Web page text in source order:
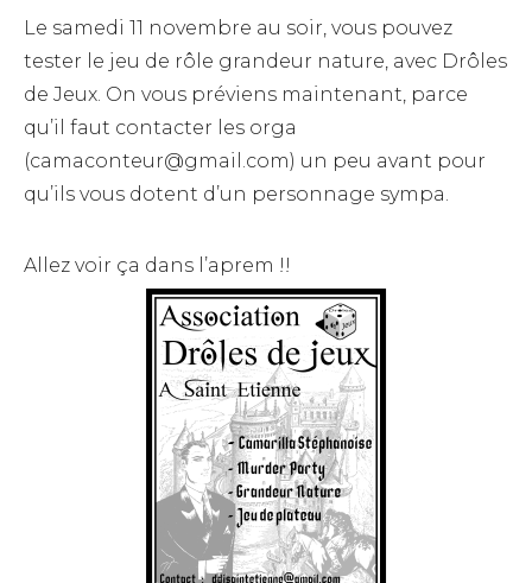
Le samedi 11 novembre au soir, vous pouvez
tester le jeu de rôle grandeur nature, avec Drôles
de Jeux. On vous préviens maintenant, parce
qu’il faut contacter les orga
(camaconteur@gmail.com) un peu avant pour
qu’ils vous dotent d’un personnage sympa.
Allez voir ça dans l’aprem !!